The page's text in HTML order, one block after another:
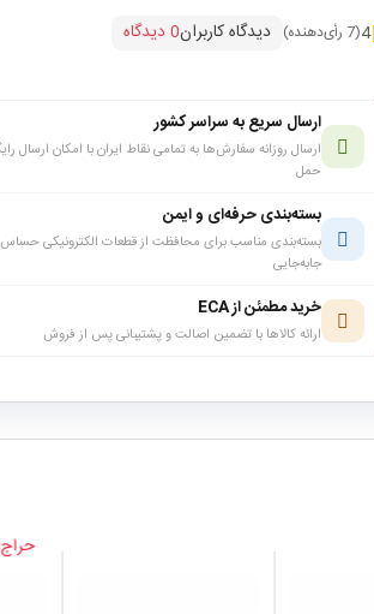
4(7 رأی‌دهنده) دیدگاه کاربران0 دیدگاه
ارسال سریع به سراسر کشور
ارسال روزانه سفارش‌ها به تمامی نقاط ایران با امکان ارسال
حمل
بسته‌بندی حرفه‌ای و ایمن
بسته‌بندی مناسب برای محافظت از قطعات الکترونیکی حساس
جابه‌جایی
خرید مطمئن از ECA
ارائه کالاها با تضمین اصالت و پشتیبانی پس از فروش